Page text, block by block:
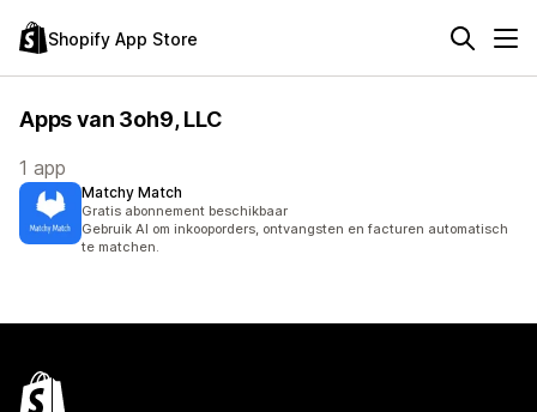
Shopify App Store
Apps van 3oh9, LLC
1 app
Matchy Match
Gratis abonnement beschikbaar
Gebruik AI om inkooporders, ontvangsten en facturen automatisch
te matchen.